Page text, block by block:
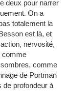
deux pour narrer
On a
totalement la
est là, et
nervosité,
comme
comme
de Portman
de profondeur à